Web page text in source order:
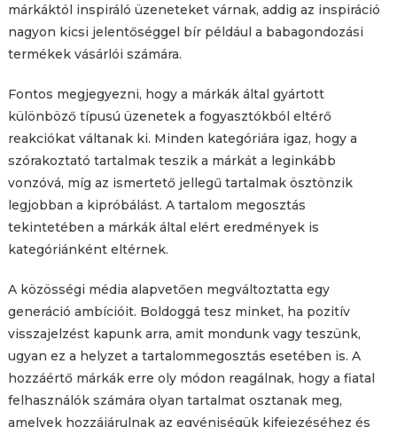
márkáktól inspiráló üzeneteket várnak, addig az inspiráció
nagyon kicsi jelentőséggel bír például a babagondozási
termékek vásárlói számára.
Fontos megjegyezni, hogy a márkák által gyártott
különböző típusú üzenetek a fogyasztókból eltérő
reakciókat váltanak ki. Minden kategóriára igaz, hogy a
szórakoztató tartalmak teszik a márkát a leginkább
vonzóvá, míg az ismertető jellegű tartalmak ösztönzik
legjobban a kipróbálást. A tartalom megosztás
tekintetében a márkák által elért eredmények is
kategóriánként eltérnek.
A közösségi média alapvetően megváltoztatta egy
generáció ambícióit. Boldoggá tesz minket, ha pozitív
visszajelzést kapunk arra, amit mondunk vagy teszünk,
ugyan ez a helyzet a tartalommegosztás esetében is. A
hozzáértő márkák erre oly módon reagálnak, hogy a fiatal
felhasználók számára olyan tartalmat osztanak meg,
amelyek hozzájárulnak az egyéniségük kifejezéséhez és